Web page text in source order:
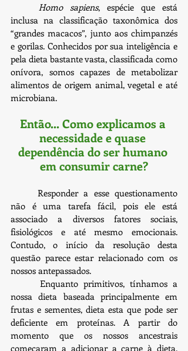
Homo sapiens, espécie que está
inclusa na classificação taxonômica dos
“grandes macacos”, junto aos chimpanzés
e gorilas. Conhecidos por sua inteligência e
pela dieta bastante vasta, classificada como
onívora, somos capazes de metabolizar
alimentos de origem animal, vegetal e até
microbiana.
Então... Como explicamos a
necessidade e quase
dependência do ser humano
em consumir carne?
não é uma tarefa fácil, pois ele está
associado a diversos fatores sociais,
fisiológicos e até mesmo emocionais.
Contudo, o início da resolução desta
questão parece estar relacionado com os
nossos antepassados.
nossa dieta baseada principalmente em
frutas e sementes, dieta esta que pode ser
deficiente em proteínas. A partir do
momento que os nossos ancestrais
começaram a adicionar a carne à dieta,